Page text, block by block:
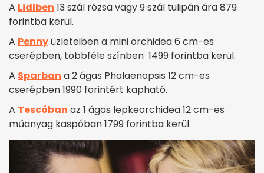
A Lidlben 13 szál rózsa vagy 9 szál tulipán ára 879
forintba kerül.
A Pennyüzleteiben a mini orchidea 6 cm-es
cserépben, többféle színben 1499 forintba kerül.
A Sparban a 2 ágas Phalaenopsis 12 cm-es
cserépben 1990 forintért kapható.
A Tescóban az 1 ágas lepkeorchidea 12 cm-es
műanyag kaspóban 1799 forintba kerül.